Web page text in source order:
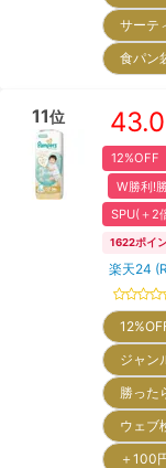
サーテ
食パン
11位 43.0
12%OFF
W勝利!
SPU(＋2
1622ポイ
楽天24
ジャン
勝っ
ウェブ
＋100